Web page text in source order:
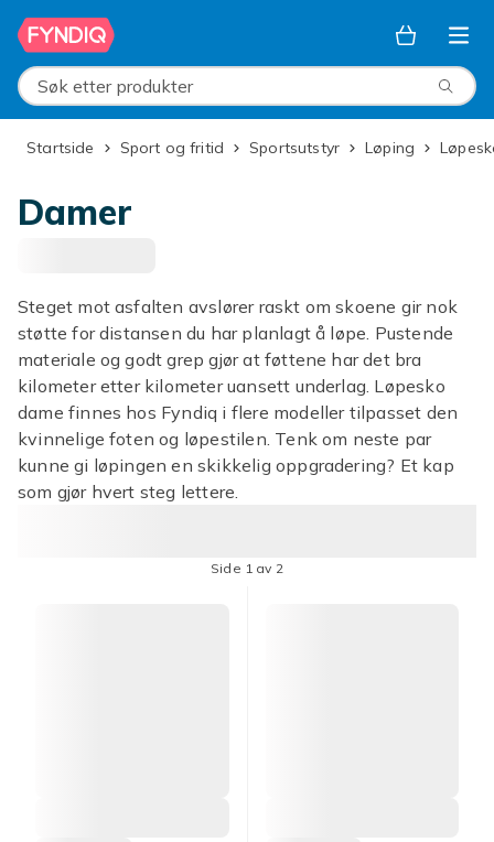
Hopp til hovedinnhold
Søk etter produkter
Startside Sport og fritid Sportsutstyr Løping
Damer
Steget mot asfalten avslører raskt om skoene gir nok
støtte for distansen du har planlagt å løpe. Pustende
materiale og godt grep gjør at føttene har det bra
kilometer etter kilometer uansett underlag. Løpesko
dame finnes hos Fyndiq i flere modeller tilpasset den
kvinnelige foten og løpestilen. Tenk om neste par
kunne gi løpingen en skikkelig oppgradering? Et kap
som gjør hvert steg lettere.
Side 1 av 2